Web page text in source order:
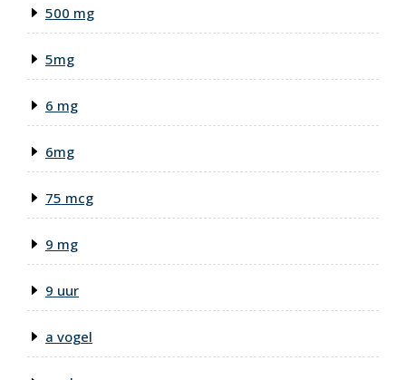
500 mg
5mg
6 mg
6mg
75 mcg
9 mg
9 uur
a vogel